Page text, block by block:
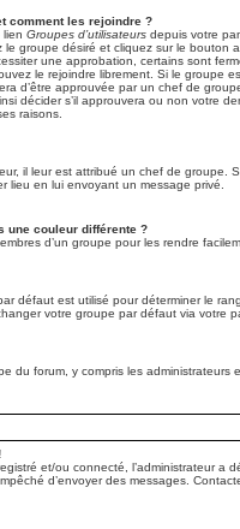
comment les rejoindre ?
lien Groupes d’utilisateurs depuis votre
groupe désiré et cliquez sur le bouton
une approbation, certains sont
le rejoindre librement. Si le groupe
d’être approuvée par un chef de
décider s’il approuvera ou non votre
raisons.
il leur est attribué un chef de groupe.
lieu en lui envoyant un message privé.
une couleur différente ?
d’un groupe pour les rendre
défaut est utilisé pour déterminer le
votre groupe par défaut via votre
du forum, y compris les administrateurs
et/ou connecté, l’administrateur a
d’envoyer des messages.